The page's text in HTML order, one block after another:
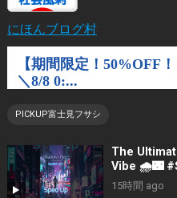
にほんブログ村
PICKUP富士見フサシ
The
Vibe 🌧️🌃 #Shorts
15時間 ago